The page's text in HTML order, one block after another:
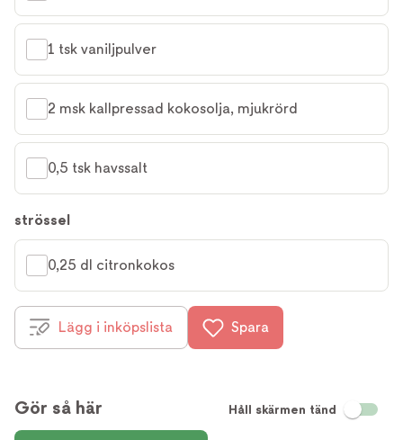
1 tsk vaniljpulver
2 msk kallpressad kokosolja, mjukrörd
0,5 tsk havssalt
strössel
0,25 dl citronkokos
Lägg i inköpslista Spara
Gör så här Håll skärmen tänd